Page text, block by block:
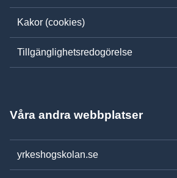
Kakor (cookies)
Tillgänglighetsredogörelse
Våra andra webbplatser
yrkeshogskolan.se